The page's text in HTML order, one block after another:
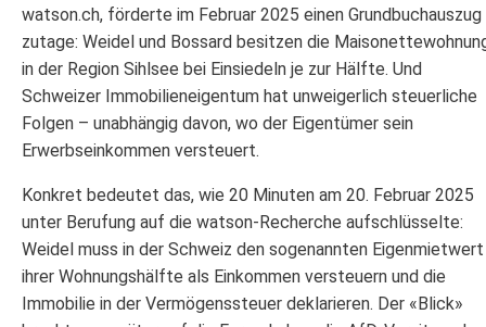
watson.ch, förderte im Februar 2025 einen Grundbuchauszug
zutage: Weidel und Bossard besitzen die
in der Region Sihlsee bei Einsiedeln je zur Hälfte. Und
Schweizer Immobilieneigentum hat unweigerlich steuerliche
Folgen – unabhängig davon, wo der Eigentümer sein
Erwerbseinkommen versteuert.
Konkret bedeutet das, wie 20 Minuten am 20. Februar 2025
unter Berufung auf die watson-Recherche aufschlüsselte:
Weidel muss in der Schweiz den sogenannten Eigenmietwert
ihrer Wohnungshälfte als Einkommen versteuern und die
Immobilie in der Vermögenssteuer deklarieren. Der «Blick»